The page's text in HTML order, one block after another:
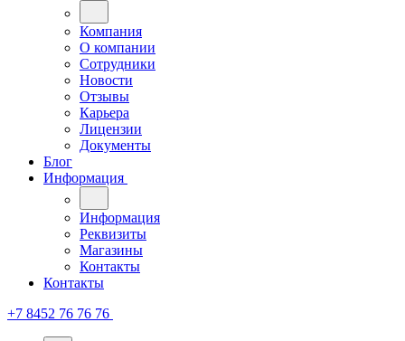
Компания
О компании
Сотрудники
Новости
Отзывы
Карьера
Лицензии
Документы
Блог
Информация
Информация
Реквизиты
Магазины
Контакты
Контакты
+7 8452 76 76 76